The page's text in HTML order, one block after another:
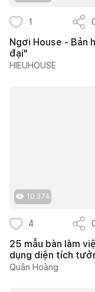
1
Ngơi House - Bản
đại"
HIEUHOUSE
10.374
4
25 mẫu bàn làm
dụng diện tích
Quân Hoàng